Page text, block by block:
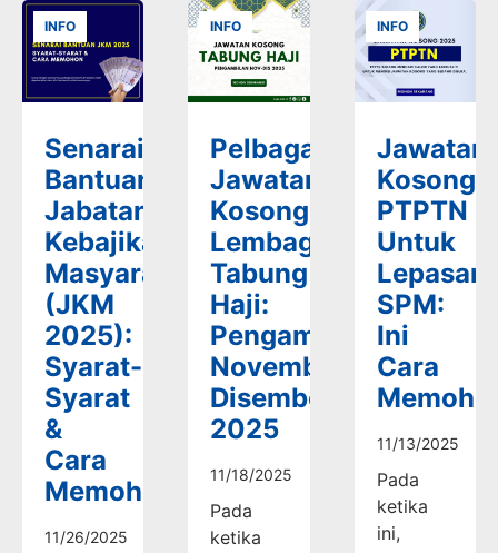
INFO
Senarai
Bantuan
Jabatan
Kebajikan
Masyarakat
(JKM
2025):
Syarat-
Syarat
&
Cara
Memohon
11/26/2025
INFO
Pelbagai
Jawatan
Kosong
Lembaga
Tabung
Haji:
Pengambilan
November-
Disember
2025
11/18/2025
Pada
ketika
INFO
Jawatan
Kosong
PTPTN
Untuk
Lepasan
SPM:
Ini
Cara
11/13/2025
Pada
ketika
ini,